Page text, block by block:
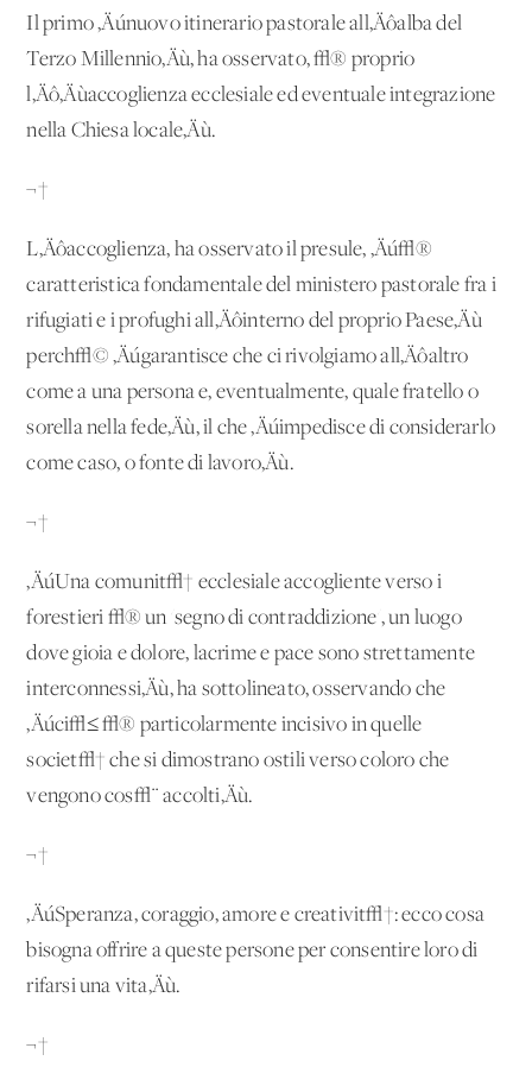
Il primo ‚Äúnuovo itinerario pastorale all‚Äôalba del
Terzo Millennio‚Äù, ha osservato, √® proprio
l‚Äô‚Äùaccoglienza ecclesiale ed eventuale integrazione
nella Chiesa locale‚Äù.
¬†
L‚Äôaccoglienza, ha osservato il presule, ‚Äú√®
caratteristica fondamentale del ministero pastorale fra i
rifugiati e i profughi all‚Äôinterno del proprio Paese‚Äù
perch√© ‚Äúgarantisce che ci rivolgiamo all‚Äôaltro
come a una persona e, eventualmente, quale fratello o
sorella nella fede‚Äù, il che ‚Äúimpedisce di considerarlo
come caso, o fonte di lavoro‚Äù.
¬†
‚ÄúUna comunit√† ecclesiale accogliente verso i
forestieri √® un 'segno di contraddizione', un luogo
dove gioia e dolore, lacrime e pace sono strettamente
interconnessi‚Äù, ha sottolineato, osservando che
‚Äúci√≤ √® particolarmente incisivo in quelle
societ√† che si dimostrano ostili verso coloro che
vengono cos√¨ accolti‚Äù.
¬†
‚ÄúSperanza, coraggio, amore e creativit√†: ecco cosa
bisogna offrire a queste persone per consentire loro di
rifarsi una vita‚Äù.
¬†